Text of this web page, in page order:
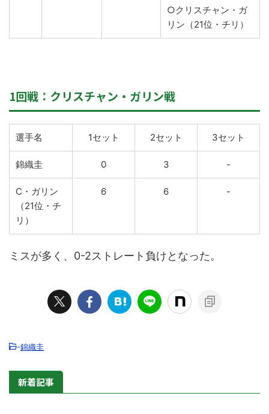
○クリスチャン・ガ
リン（21位・チリ）
1回戦：クリスチャン・ガリン戦
選手名 1セット 2セット 3セット
錦織圭 0 3 -
C・ガリン
（21位・チ
リ）
6 6 -
ミスが多く、0-2ストレート負けとなった。
-錦織圭
新着記事